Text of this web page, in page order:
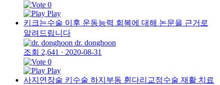
0
Play
키크는수술 이후 운동능력 회복에 대해 논문을 근거로
알려드립니다
dr. donghoon
조회 2,641 · 2020-08-31
0
Play
사지연장술 키수술 하지부동 휜다리교정수술 재활 치료